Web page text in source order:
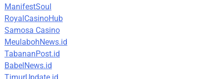
ManifestSoul
RoyalCasinoHub
Samosa Casino
MeulabohNews.id
TabananPost.id
BabelNews.id